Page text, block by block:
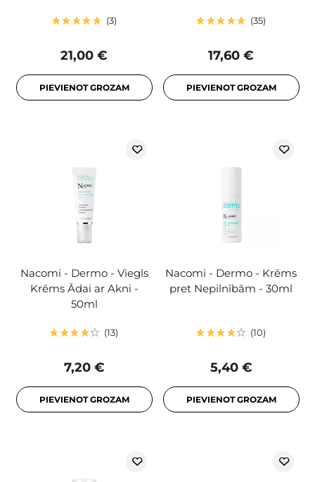
3
21,00 €
PIEVIENOT GROZAM
35
17,60 €
PIEVIENOT GROZAM
Nacomi - Dermo - Viegls
Krēms Ādai ar Akni -
50ml
13
7,20 €
PIEVIENOT GROZAM
Nacomi - Dermo - Krēms
pret Nepilnībām - 30ml
10
5,40 €
PIEVIENOT GROZAM